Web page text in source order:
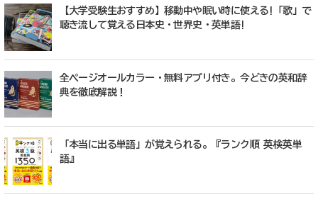
【大学受験生おすすめ】移動中や眠い時に使える!「歌」で
聴き流して覚える日本史・世界史・英単語!
全ページオールカラー・無料アプリ付き。今どきの英和辞
典を徹底解説！
「本当に出る単語」が覚えられる。『ランク順 英検英単
語』